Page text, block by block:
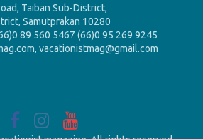
Taiban Sub-District,
Samutprakan 10280
89 560 5467 (66)0 95 269 9245
vacationistmag@gmail.com